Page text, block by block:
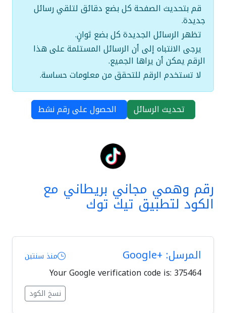
قم بتحديث الصفحة كل بضع دقائق لتلقي رسائل
جديدة.
تظهر الرسائل الجديدة كل بضع ثوانٍ.
يرجى الانتباه إلى أن الرسائل المستلمة على هذا
الرقم يمكن أن يراها الجميع.
لا تستخدم الرقم للتحقق من معلومات حساسة.
تحديث الرسائل الحصول على رقم نشط
رقم وهمي مجاني بريطاني مع
الكود لتطبيق تيك توك
المرسل: +Google منذ سنتين
Your Google verification code is: 375464
نسخ الكود